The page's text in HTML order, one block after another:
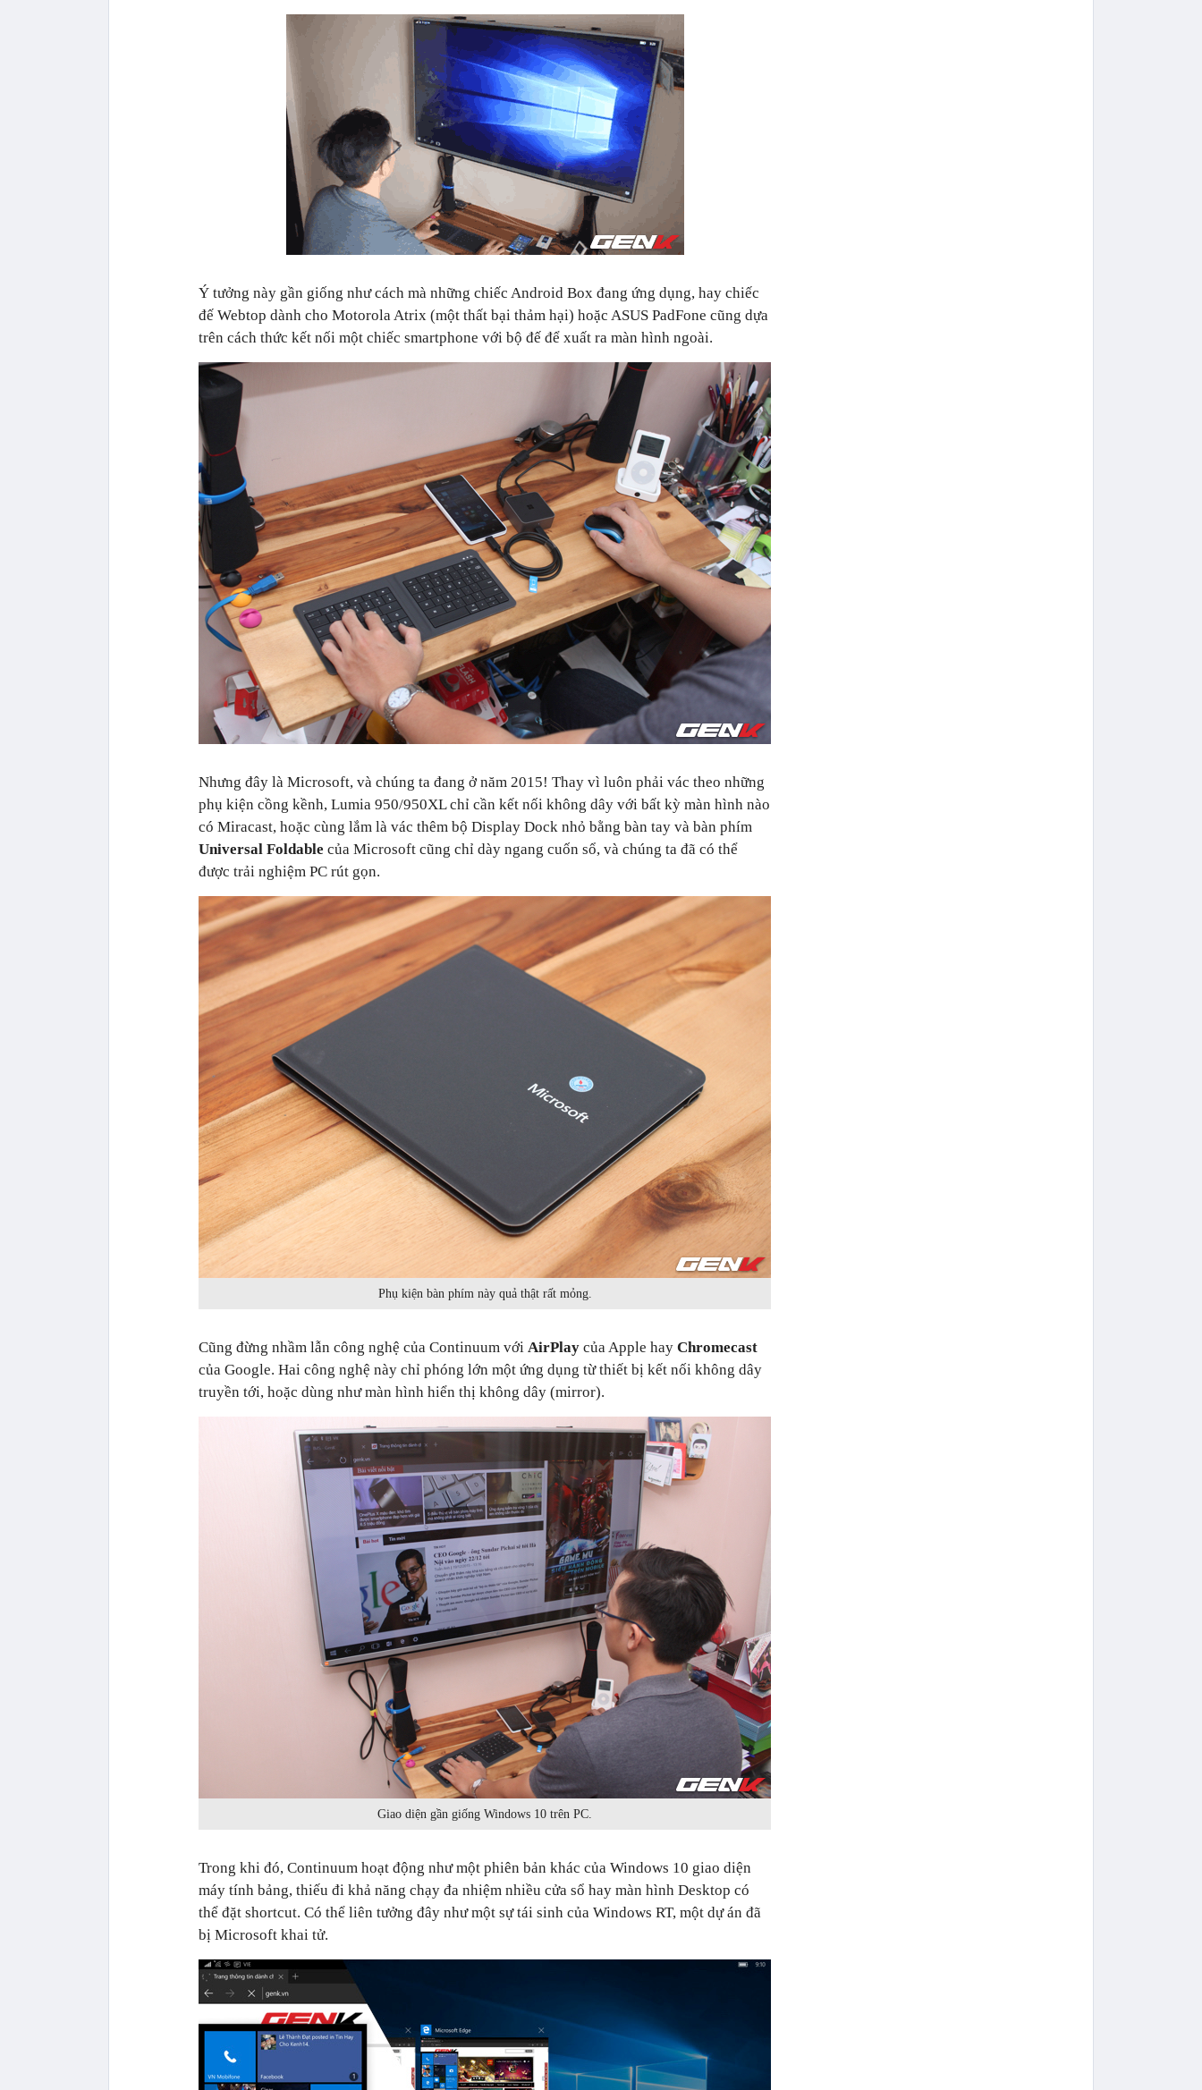
Ý tưởng này gần giống như cách mà những chiếc Android Box đang ứng dụng, hay chiếc
đế Webtop dành cho Motorola Atrix (một thất bại thảm hại) hoặc ASUS PadFone cũng dựa
trên cách thức kết nối một chiếc smartphone với bộ đế để xuất ra màn hình ngoài.
Nhưng đây là Microsoft, và chúng ta đang ở năm 2015! Thay vì luôn phải vác theo những
phụ kiện cồng kềnh, Lumia 950/950XL chỉ cần kết nối không dây với bất kỳ màn hình nào
có Miracast, hoặc cùng lắm là vác thêm bộ Display Dock nhỏ bằng bàn tay và bàn phím
Universal Foldable của Microsoft cũng chỉ dày ngang cuốn sổ, và chúng ta đã có thể
được trải nghiệm PC rút gọn.
Phụ kiện bàn phím này quả thật rất mỏng.
Cũng đừng nhầm lẫn công nghệ của Continuum với AirPlay của Apple hay Chromecast
của Google. Hai công nghệ này chỉ phóng lớn một ứng dụng từ thiết bị kết nối không dây
truyền tới, hoặc dùng như màn hình hiển thị không dây (mirror).
Giao diện gần giống Windows 10 trên PC.
Trong khi đó, Continuum hoạt động như một phiên bản khác của Windows 10 giao diện
máy tính bảng, thiếu đi khả năng chạy đa nhiệm nhiều cửa sổ hay màn hình Desktop có
thể đặt shortcut. Có thể liên tưởng đây như một sự tái sinh của Windows RT, một dự án đã
bị Microsoft khai tử.